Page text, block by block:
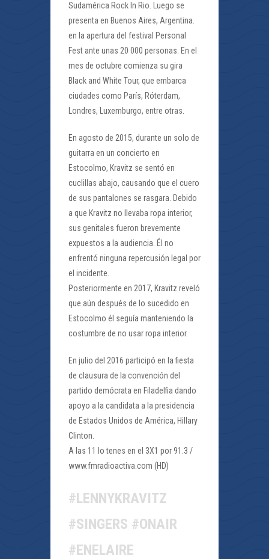
Sudamérica Rock In Rio. Luego se
presenta en Buenos Aires, Argentina.
en la apertura del festival Personal
Fest ante unas 20 000 personas. En el
mes de octubre comienza su gira
Black and White Tour, que embarca
ciudades como París, Róterdam,
Londres, Luxemburgo, entre otras.
En agosto de 2015, durante un solo de
guitarra en un concierto en
Estocolmo, Kravitz se sentó en
cuclillas abajo, causando que el cuero
de sus pantalones se rasgara. Debido
a que Kravitz no llevaba ropa interior,
sus genitales fueron brevemente
expuestos a la audiencia. Él no
enfrentó ninguna repercusión legal por
el incidente.
Posteriormente en 2017, Kravitz reveló
que aún después de lo sucedido en
Estocolmo él seguía manteniendo la
costumbre de no usar ropa interior.
En julio del 2016 participó en la fiesta
de clausura de la convención del
partido demócrata en Filadelfia dando
apoyo a la candidata a la presidencia
de Estados Unidos de América, Hillary
Clinton.
A las 11 lo tenes en el 3X1 por 91.3 /
www.fmradioactiva.com (HD)
#LENNYKRAVITZ
#SINGERS #ONAIR
#ENELAIRE